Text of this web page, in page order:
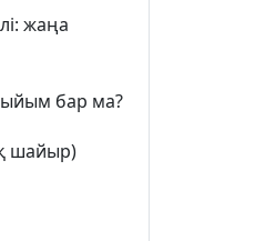
жаңа
бар ма?
шайыр)